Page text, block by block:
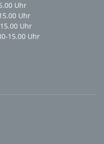
Uhr
Uhr
Uhr
15.00 Uhr